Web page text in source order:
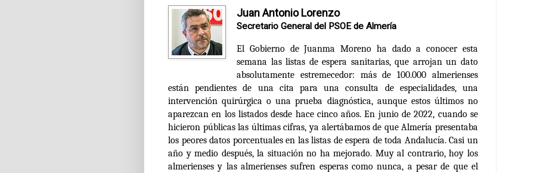
Juan Antonio Lorenzo
Secretario General del PSOE de Almería
El Gobierno de Juanma Moreno ha dado a conocer esta
semana las listas de espera sanitarias, que arrojan un dato
absolutamente estremecedor: más de 100.000 almerienses
están pendientes de una cita para una consulta de especialidades, una
intervención quirúrgica o una prueba diagnóstica, aunque estos últimos no
aparezcan en los listados desde hace cinco años. En junio de 2022, cuando se
hicieron públicas las últimas cifras, ya alertábamos de que Almería presentaba
los peores datos porcentuales en las listas de espera de toda Andalucía. Casi un
año y medio después, la situación no ha mejorado. Muy al contrario, hoy los
almerienses y las almerienses sufren esperas como nunca, a pesar de que el